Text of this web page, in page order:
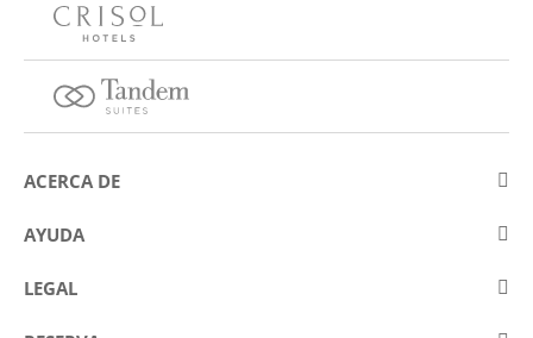
ACERCA DE
Sobre Eurostars Hotel Company
Concursos
AYUDA
Contactar
LEGAL
Aviso legal